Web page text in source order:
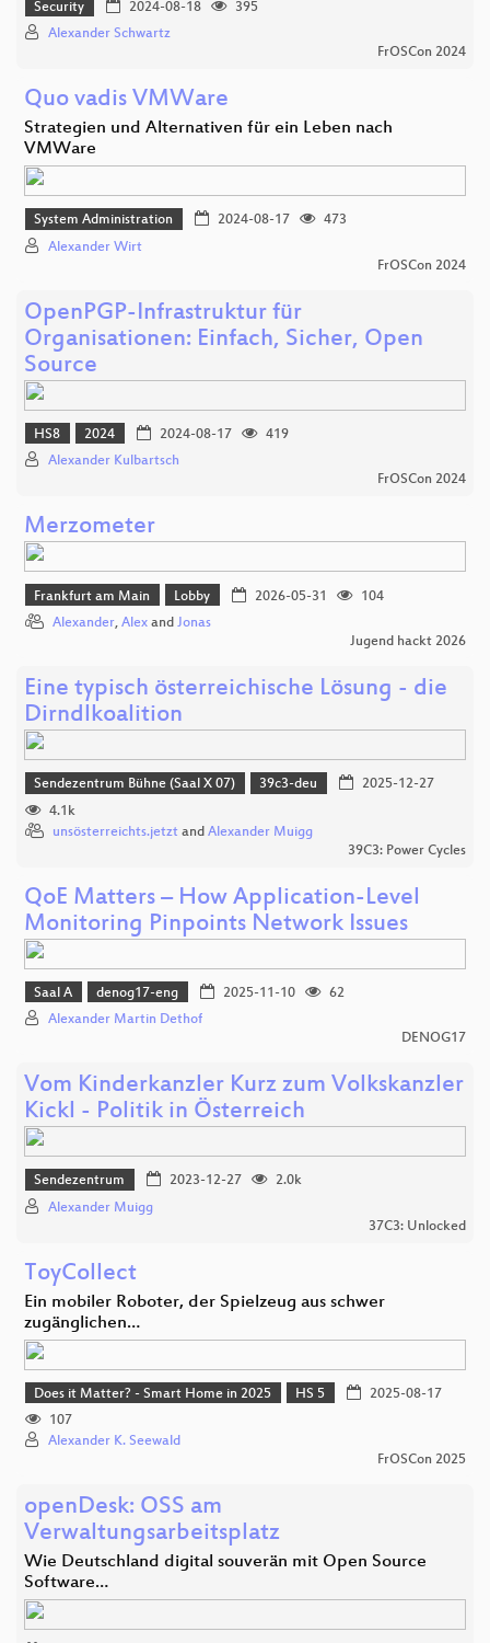
Security 2024-08-18
395
Alexander Schwartz
FrOSCon 2024
Quo vadis VMWare
Strategien und Alternativen für ein Leben nach
VMWare
System Administration 2024-08-17
473
Alexander Wirt
FrOSCon 2024
OpenPGP-Infrastruktur für
Organisationen: Einfach, Sicher, Open
Source
HS8 2024 2024-08-17
419
Alexander Kulbartsch
FrOSCon 2024
Merzometer
Frankfurt am Main Lobby 2026-05-31
104
Alexander, Alex and Jonas
Jugend hackt 2026
Eine typisch österreichische Lösung - die
Dirndlkoalition
Sendezentrum Bühne (Saal X 07) 39c3-deu
2025-12-27
4.1k
unsösterreichts.jetzt and Alexander Muigg
39C3: Power Cycles
QoE Matters – How Application-Level
Monitoring Pinpoints Network Issues
Saal A denog17-eng 2025-11-10
62
Alexander Martin Dethof
DENOG17
Vom Kinderkanzler Kurz zum Volkskanzler
Kickl - Politik in Österreich
Sendezentrum 2023-12-27
2.0k
Alexander Muigg
37C3: Unlocked
ToyCollect
Ein mobiler Roboter, der Spielzeug aus schwer
zugänglichen…
Does it Matter? - Smart Home in 2025 HS 5
2025-08-17
107
Alexander K. Seewald
FrOSCon 2025
openDesk: OSS am
Verwaltungsarbeitsplatz
Wie Deutschland digital souverän mit Open Source
Software…